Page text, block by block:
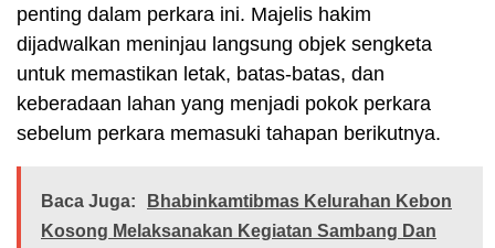
penting dalam perkara ini. Majelis hakim
dijadwalkan meninjau langsung objek sengketa
untuk memastikan letak, batas-batas, dan
keberadaan lahan yang menjadi pokok perkara
sebelum perkara memasuki tahapan berikutnya.
Baca Juga:
Bhabinkamtibmas Kelurahan Kebon
Kosong Melaksanakan Kegiatan Sambang Dan